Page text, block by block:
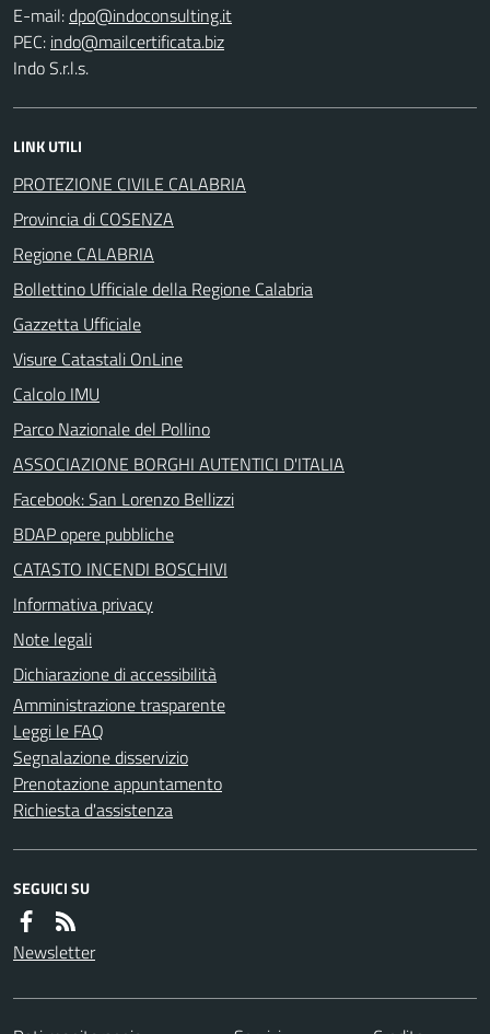
E-mail:
PEC:
Indo S.r.l.s.
LINK UTILI
PROTEZIONE CIVILE CALABRIA
Provincia di COSENZA
Regione CALABRIA
Bollettino Ufficiale della Regione Calabria
Gazzetta Ufficiale
Visure Catastali OnLine
Calcolo IMU
Parco Nazionale del Pollino
ASSOCIAZIONE BORGHI AUTENTICI D'ITALIA
Facebook: San Lorenzo Bellizzi
BDAP opere pubbliche
CATASTO INCENDI BOSCHIVI
Informativa privacy
Note legali
Dichiarazione di accessibilità
Amministrazione trasparente
Leggi le FAQ
Segnalazione disservizio
Prenotazione appuntamento
Richiesta d'assistenza
SEGUICI SU
Newsletter